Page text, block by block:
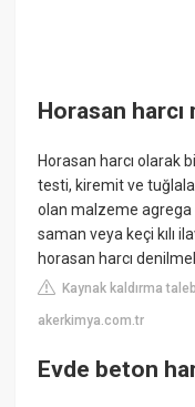
Horasan
Horasan harcı olarak
testi, kiremit ve
olan malzeme agrega
saman veya keçi kılı
horasan harcı
Kaynak kaldırma
akerkimya.com.tr
Evde beton